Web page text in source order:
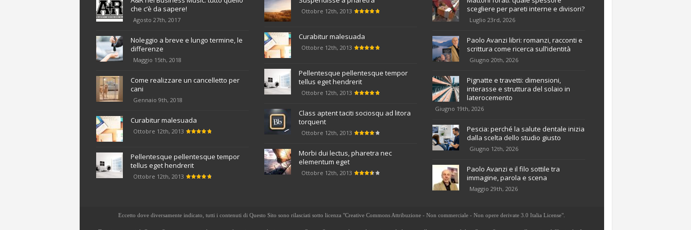
che c’è da sapere!
Agosto 27th, 2017
Noleggio a breve e lungo termine, le
differenze
Maggio 15th, 2018
Come realizzare un cancelletto per
cani
Gennaio 9th, 2018
Curabitur malesuada
Ottobre 12th, 2013
Pellentesque pellentesque tempor
tellus eget hendrerit
Ottobre 12th, 2013
Ottobre 12th, 2013
Curabitur malesuada
Ottobre 12th, 2013
Pellentesque pellentesque tempor
tellus eget hendrerit
Ottobre 12th, 2013
Class aptent taciti sociosqu ad litora
torquent
Ottobre 12th, 2013
Morbi dui lectus, pharetra nec
elementum eget
Ottobre 12th, 2013
scegliere per pareti interne e divisori?
Luglio 23rd, 2026
Paolo Avanzi libri: romanzi, racconti e
scrittura come ricerca sull’identità
Giugno 20th, 2026
Pignatte e travetti: dimensioni,
interasse e struttura del solaio in
laterocemento
Giugno 19th, 2026
Pescia: perché la salute dentale inizia
dalla scelta dello studio giusto
Giugno 12th, 2026
Paolo Avanzi e il filo sottile tra
immagine, parola e scena
Maggio 29th, 2026
Eccetto dove diversamente indicato, tutti i contenuti di Questo Sito sono rilasciati sotto licenza "Creative Commons Attribuzione - Non commerciale - Non opere derivate 3.0 Italia License".